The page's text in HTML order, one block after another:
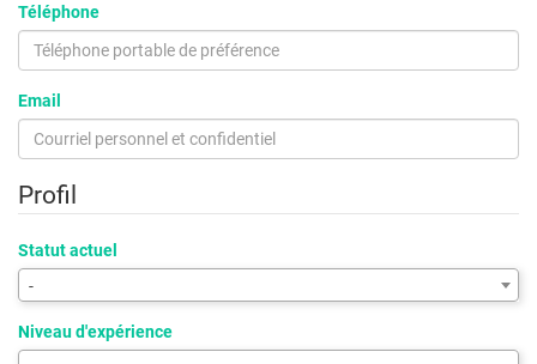
via
code
postal
Téléphone
Email
Profil
Statut actuel
-
Niveau d'expérience